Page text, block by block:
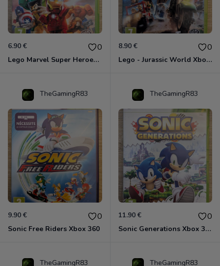
6.90 € 0
Lego Marvel Super Heroes Xbox 360
8.90 € 0
Lego - Jurassic World Xbox 360
TheGamingR83
9.90 € 0
Sonic Free Riders Xbox 360
TheGamingR83
11.90 € 0
Sonic Generations Xbox 360
TheGamingR83 TheGamingR83